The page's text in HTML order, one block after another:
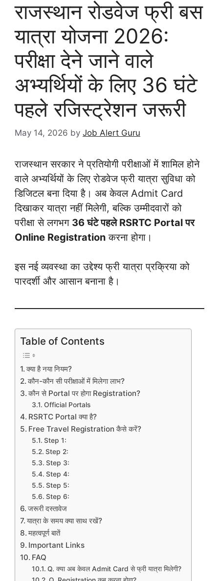
राजस्थान रोडवेज फ्री बस
यात्रा योजना 2026:
परीक्षा देने जाने वाले
अभ्यर्थियों के लिए 36 घंटे
पहले रजिस्ट्रेशन जरूरी
May 14, 2026 by Job Alert Guru
राजस्थान सरकार ने प्रतियोगी परीक्षाओं में शामिल होने
वाले अभ्यर्थियों के लिए रोडवेज फ्री यात्रा सुविधा को
डिजिटल बना दिया है। अब केवल Admit Card
दिखाकर यात्रा नहीं मिलेगी, बल्कि उम्मीदवारों को
परीक्षा से लगभग 36 घंटे पहले RSRTC Portal पर
Online Registration करना होगा।
इस नई व्यवस्था का उद्देश्य फ्री यात्रा प्रक्रिया को
पारदर्शी और आसान बनाना है।
Table of Contents
क्या है नया नियम?
कौन-कौन सी परीक्षाओं में मिलेगा लाभ?
कौन से Portal पर होगा Registration?
Official Portals
RSRTC Portal क्या है?
Free Travel Registration कैसे करें?
Step 1:
Step 2:
Step 3:
Step 4:
Step 5:
Step 6:
जरूरी दस्तावेज
यात्रा के समय क्या साथ रखें?
महत्वपूर्ण बातें
Important Links
FAQ
Q. क्या अब केवल Admit Card से फ्री यात्रा मिलेगी?